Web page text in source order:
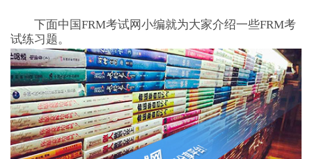
下面中国FRM考试网小编就为大家介绍一些FRM考
试练习题。